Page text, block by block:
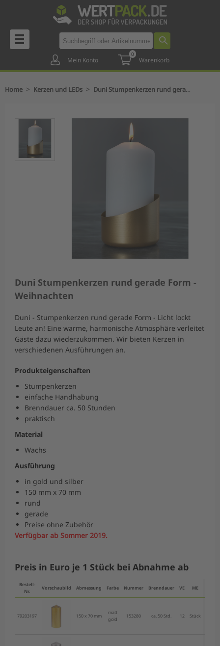
Mein Konto
0
Warenkorb
Home > Kerzen und LEDs > Duni Stumpenkerzen rund gerade Form - Weihnachten
Duni Stumpenkerzen rund gerade Form -
Weihnachten
Duni - Stumpenkerzen rund gerade Form - Licht lockt
Leute an! Eine warme, harmonische Atmosphäre verleitet
Gäste dazu wiederzukommen. Wir bieten Kerzen in
verschiedenen Ausführungen an.
Produkteigenschaften
Stumpenkerzen
einfache Handhabung
Brenndauer ca. 50 Stunden
praktisch
Material
Wachs
Ausführung
in gold und silber
150 mm x 70 mm
rund
gerade
Preise ohne Zubehör
Verfügbar ab Sommer 2019.
Preis in Euro je 1 Stück bei Abnahme ab
Bestell-
Nr.
Vorschaubild Abmessung Farbe Nummer Brenndauer VE ME
79203197 150 x 70 mm
matt
gold
153280 ca. 50 Std. 12 Stück